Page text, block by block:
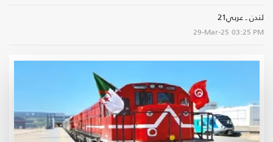
لندن ـ عربي21
29-Mar-25 03:25 PM